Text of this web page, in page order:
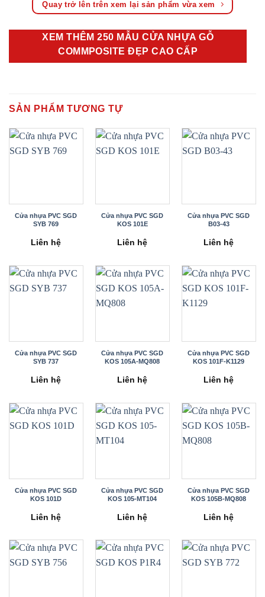
Quay trở lên trên xem lại sản phẩm vừa xem
XEM THÊM 250 MẪU CỬA NHỰA GỖ
COMMPOSITE ĐẸP CAO CẤP
SẢN PHẨM TƯƠNG TỰ
Cửa nhựa PVC SGD
SYB 769
Liên hệ
Cửa nhựa PVC SGD
KOS 101E
Liên hệ
Cửa nhựa PVC SGD
B03-43
Liên hệ
Cửa nhựa PVC SGD
SYB 737
Liên hệ
Cửa nhựa PVC SGD
KOS 105A-MQ808
Liên hệ
Cửa nhựa PVC SGD
KOS 101F-K1129
Liên hệ
Cửa nhựa PVC SGD
KOS 101D
Liên hệ
Cửa nhựa PVC SGD
KOS 105-MT104
Liên hệ
Cửa nhựa PVC SGD
KOS 105B-MQ808
Liên hệ